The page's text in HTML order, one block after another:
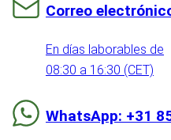
Correo
En días laborables de
08:30 a 16:30 (CET)
WhatsApp: +31